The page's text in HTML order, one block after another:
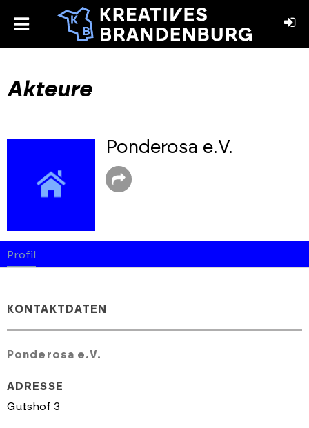
toggle
Akteure
Ponderosa e.V.
Profil
KONTAKTDATEN
Ponderosa e.V.
ADRESSE
Gutshof 3